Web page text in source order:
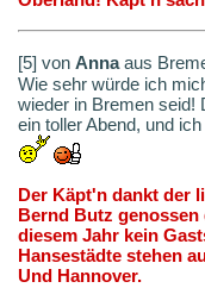
[5] von Annaaus
Wie sehr würde ich
wieder in Bremen seid!
ein toller Abend, und
Der Käpt'n dankt der
Bernd Butz
diesem Jahr kein
Hansestädte stehen
Und Hannover.